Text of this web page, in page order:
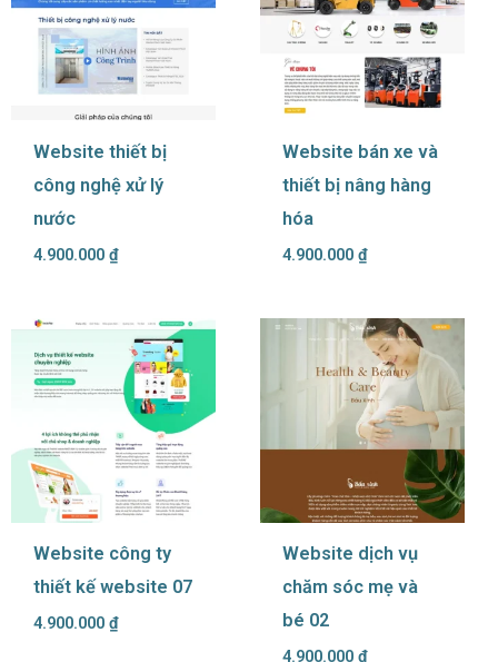
Website thiết bị
công nghệ xử lý
nước
4.900.000 ₫
Website bán xe và
thiết bị nâng hàng
hóa
4.900.000 ₫
Website công ty
thiết kế website 07
4.900.000 ₫
Website dịch vụ
chăm sóc mẹ và
bé 02
4.900.000 ₫